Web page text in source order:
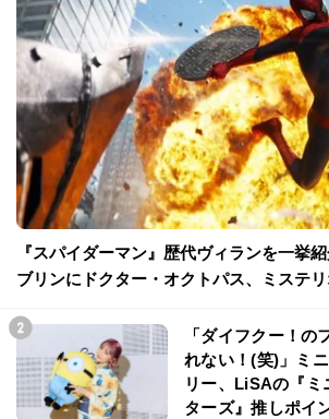
『スパイダーマン』歴代ヴィランを一挙
ブリンにドクター・オクトパス、ミステ
「ダイフクー！の
れない！(笑)」ミ
リー、LiSAの『ミ
ターズ』推しポイ